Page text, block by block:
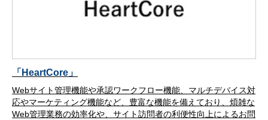
「HeartCore」
Webサイト管理機能や承認ワークフロー機能、マルチデバイス対
応やマーケティング機能など、豊富な機能を備えており、煩雑な
Web管理業務の効率化や、サイト訪問者の利便性向上によるお問